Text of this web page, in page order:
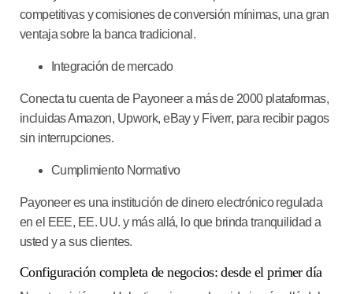
competitivas y comisiones de conversión mínimas, una gran
ventaja sobre la banca tradicional.
Integración de mercado
Conecta tu cuenta de Payoneer a más de 2000 plataformas,
incluidas Amazon, Upwork, eBay y Fiverr, para recibir pagos
sin interrupciones.
Cumplimiento Normativo
Payoneer es una institución de dinero electrónico regulada
en el EEE, EE. UU. y más allá, lo que brinda tranquilidad a
usted y a sus clientes.
Configuración completa de negocios: desde el primer día